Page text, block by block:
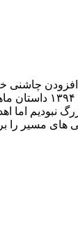
افزودن چاشنی
دنیای هدایای
نبودیم اما
مسیر را